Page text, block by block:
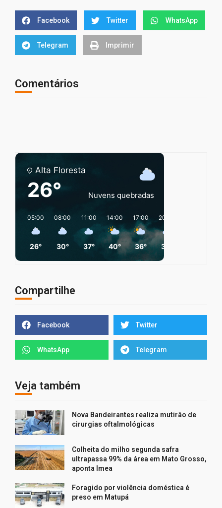
Facebook Twitter WhatsApp
Telegram Imprimir
Comentários
Alta Floresta
26° Nuvens quebradas
05:00
26°
08:00
30°
11:00
37°
14:00
40°
17:00
36°
20:00
30°
Compartilhe
Facebook Twitter
WhatsApp Telegram
Veja também
Nova Bandeirantes realiza mutirão de
cirurgias oftalmológicas
Colheita do milho segunda safra
ultrapassa 99% da área em Mato Grosso,
aponta Imea
Foragido por violência doméstica é
preso em Matupá